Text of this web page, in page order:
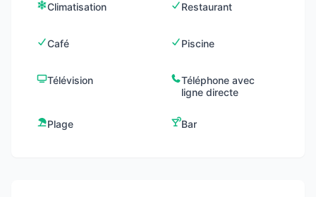
Climatisation Restaurant
Café Piscine
Télévision
Téléphone avec
ligne directe
Plage Bar